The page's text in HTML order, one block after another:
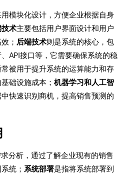
模块化设计，方便企业根据自身
技术主要包括用户界面设计和用户
； 后端技术则是系统的核心，包
API接口等，它需要确保系统的稳
常被用于提升系统的运算能力和存
础设施成本；机器学习和人工智
快速识别商机，提高销售预测的
分析，通过了解企业现有的销售
统； 系统部署是指将系统部署到